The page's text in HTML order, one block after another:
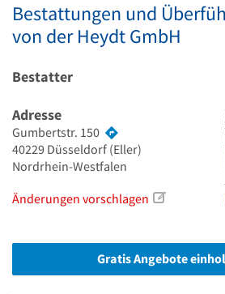
Bestattungen und
von der Heydt GmbH
Bestatter
Adresse
Gumbertstr. 150
40229 Düsseldorf (Eller)
Nordrhein-Westfalen
Änderungen vorschlagen
Gratis Angebote